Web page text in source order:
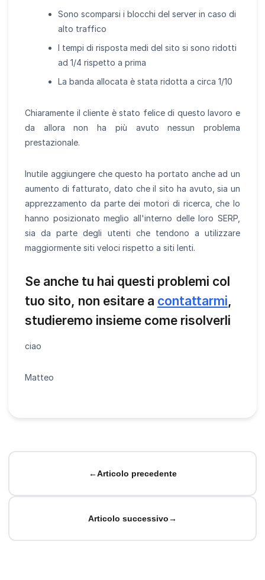
Sono scomparsi i blocchi del server in caso di
alto traffico
I tempi di risposta medi del sito si sono ridotti
ad 1/4 rispetto a prima
La banda allocata è stata ridotta a circa 1/10
Chiaramente il cliente è stato felice di questo lavoro e
da allora non ha più avuto nessun problema
prestazionale.
Inutile aggiungere che questo ha portato anche ad un
aumento di fatturato, dato che il sito ha avuto, sia un
apprezzamento da parte dei motori di ricerca, che lo
hanno posizionato meglio all'interno delle loro SERP,
sia da parte degli utenti che tendono a utilizzare
maggiormente siti veloci rispetto a siti lenti.
Se anche tu hai questi problemi col
tuo sito, non esitare a contattarmi,
studieremo insieme come risolverli
ciao
Matteo
←Articolo precedente
Articolo successivo→